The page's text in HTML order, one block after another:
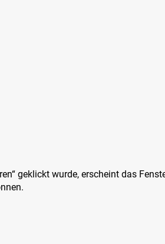
geklickt wurde, erscheint das